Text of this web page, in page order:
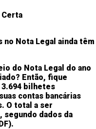
do Nota Legal do ano
Então, fique
bilhetes
contas bancárias
O total a ser
segundo dados da